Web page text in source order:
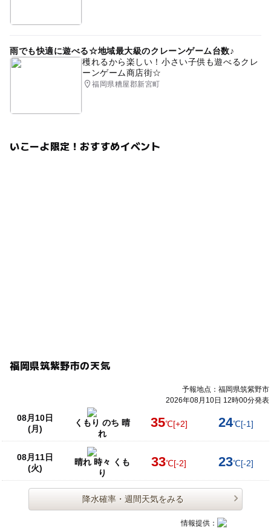
雨でも快適に遊べる☆地域最大級のクレーンゲーム台数♪
穫れるから楽しい！小さい子供も遊べるクレ
ーンゲーム商店街☆
福岡県糟屋郡新宮町
いこーよ限定！おすすめイベント
福岡県筑紫野市の天気
予報地点：福岡県筑紫野市
2026年08月10日 12時00分発表
08月10日
(月)
くもり のち 晴
れ
35℃[+2] 24℃[-1]
08月11日
(火)
晴れ 時々 くも
り
33℃[-2] 23℃[-2]
降水確率・週間天気をみる
情報提供：